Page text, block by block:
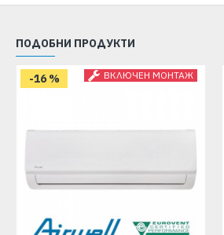
ПОДОБНИ ПРОДУКТИ
ВКЛЮЧЕН МОНТАЖ
-16 %